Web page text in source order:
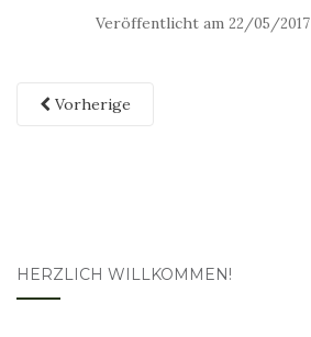
Veröffentlicht am 22/05/2017
Vorherige
HERZLICH WILLKOMMEN!